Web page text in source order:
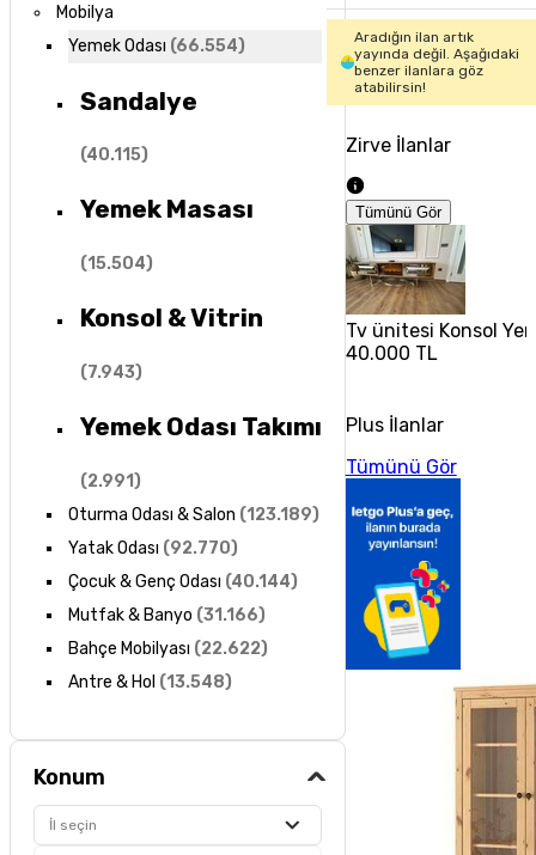
Mobilya
Yemek Odası (66.554)
Sandalye
(40.115)
Yemek Masası
(15.504)
Konsol & Vitrin
(7.943)
Yemek Odası Takımı
(2.991)
Oturma Odası & Salon (123.189)
Yatak Odası (92.770)
Çocuk & Genç Odası (40.144)
Mutfak & Banyo (31.166)
Bahçe Mobilyası (22.622)
Antre & Hol (13.548)
Konum
İl seçin
Aradığın ilan artık
yayında değil. Aşağıdaki
benzer ilanlara göz
atabilirsin!
Zirve İlanlar
Tümünü Gör
Tv ünitesi Konsol
40.000 TL
Plus İlanlar
Tümünü Gör